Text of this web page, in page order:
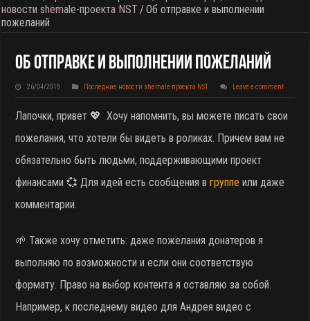
новости shemale-проекта NST /Об отправке и выполнении
пожеланий
Об Отправке И Выполнении Пожеланий
26/04/2019 Последние новости shemale-проекта NST Leave a comment
Лапочки, привет 💖 Хочу напомнить, вы можете писать свои
пожелания, что хотели бы видеть в роликах. Причем вам не
обязательно быть людьми, поддерживающими проект
финансами 💞 Для идей есть сообщения вгруппе или даже
комментарии.
🌱 Также хочу отметить: даже пожелания донатеров я
выполняю по возможности и если они соответствую
формату. Право на выбор контента я оставляю за собой.
Например, к последнему видео для Андрея видео с